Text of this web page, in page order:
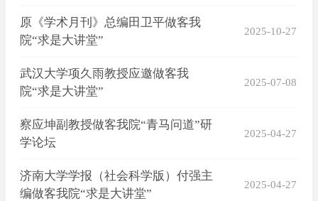
原《学术月刊》总编田卫平做客我
院“求是大讲堂”
2025-10-27
武汉大学项久雨教授应邀做客我
院“求是大讲堂”
2025-07-08
察应坤副教授做客我院“青马问道”研
学论坛
2025-04-27
济南大学学报（社会科学版）付强主
编做客我院“求是大讲堂”
2025-04-27